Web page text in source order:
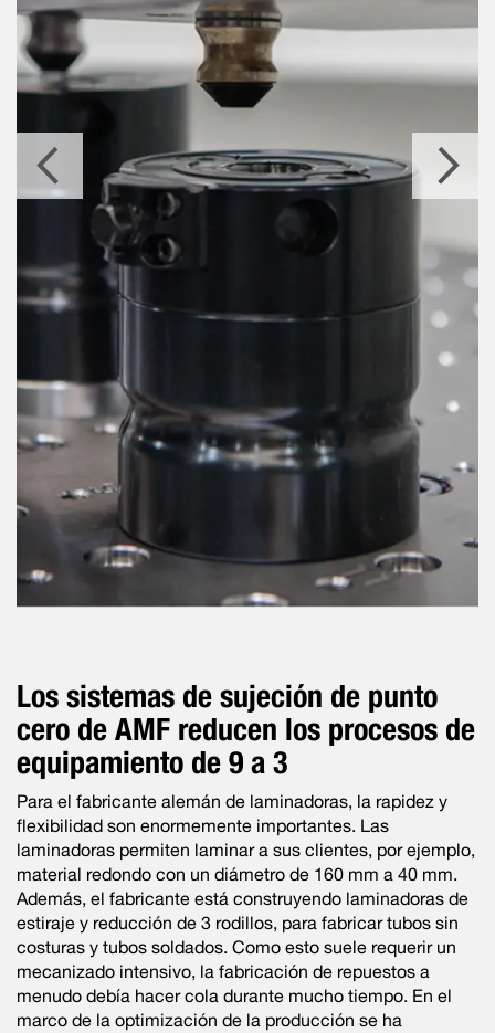
Los sistemas de sujeción de punto
cero de AMF reducen los procesos de
equipamiento de 9 a 3
Para el fabricante alemán de laminadoras, la rapidez y
flexibilidad son enormemente importantes. Las
laminadoras permiten laminar a sus clientes, por ejemplo,
material redondo con un diámetro de 160 mm a 40 mm.
Además, el fabricante está construyendo laminadoras de
estiraje y reducción de 3 rodillos, para fabricar tubos sin
costuras y tubos soldados. Como esto suele requerir un
mecanizado intensivo, la fabricación de repuestos a
menudo debía hacer cola durante mucho tiempo. En el
marco de la optimización de la producción se ha